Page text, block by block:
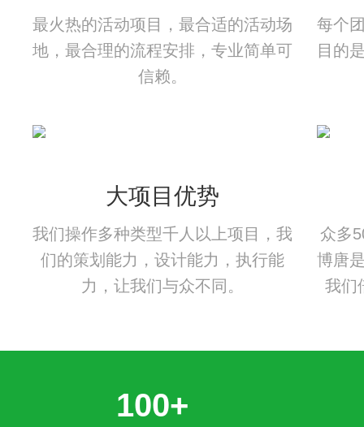
最火热的活动项目，最合适的活动场
地，最合理的流程安排，专业简单可
信赖。
每个
目的
大项目优势
我们操作多种类型千人以上项目，我
们的策划能力，设计能力，执行能
力，让我们与众不同。
众多
博唐
我们
100+